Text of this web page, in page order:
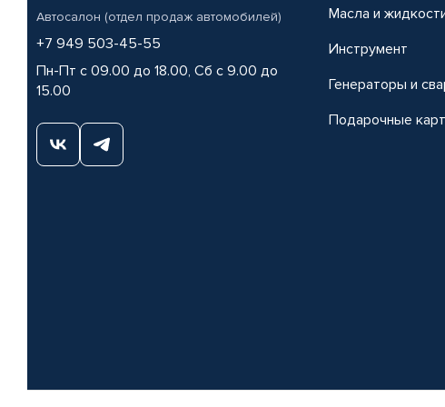
Автосалон (отдел продаж автомобилей)
+7 949 503-45-55
Пн-Пт с 09.00 до 18.00, Сб с 9.00 до
15.00
Масла и
Инструмент
Генераторы и
Подарочные